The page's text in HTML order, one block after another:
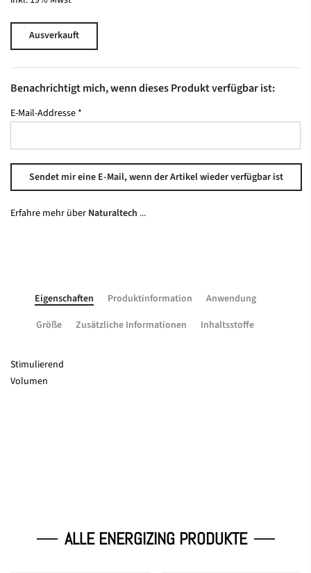
Ausverkauft
Benachrichtigt mich, wenn dieses Produkt verfügbar ist:
E-Mail-Addresse *
Erfahre mehr über Naturaltech ...
Eigenschaften Produktinformation
Anwendung
Größe
Zusätzliche Informationen Inhaltsstoffe
Stimulierend
Volumen
ALLE ENERGIZING PRODUKTE